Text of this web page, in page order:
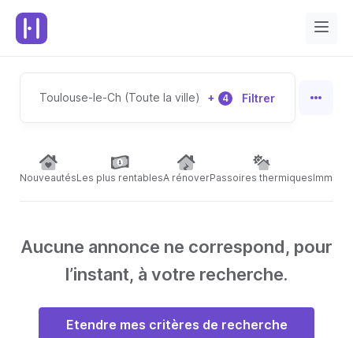
Toulouse-le-Ch (Toute la ville) + 4 Filtrer
NouveautésLes plus rentablesA rénoverPassoires thermiques
Aucune annonce ne correspond, pour
l’instant, à votre recherche.
Etendre mes critères de recherche